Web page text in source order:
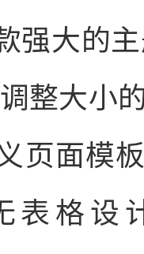
强大的
整大小
页面模
表格设